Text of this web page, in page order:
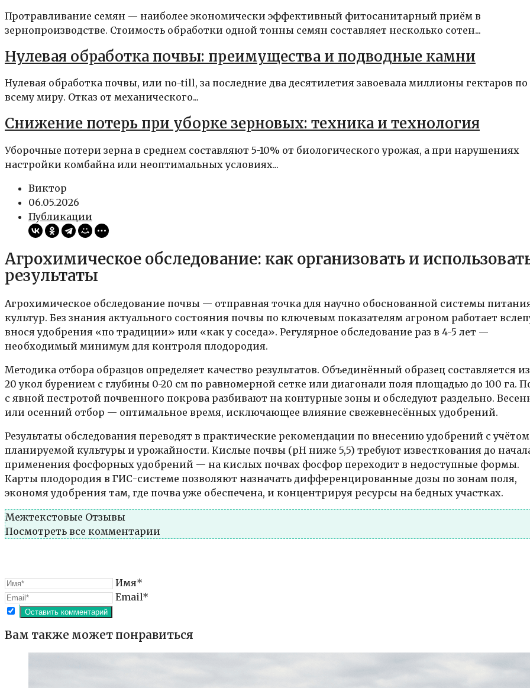
Протравливание семян — наиболее экономически эффективный фитосанитарный приём в
зернопроизводстве. Стоимость обработки одной тонны семян составляет несколько сотен...
Нулевая обработка почвы: преимущества и подводные камни
Нулевая обработка почвы, или no-till, за последние два десятилетия завоевала миллионы гектаров по
всему миру. Отказ от механического...
Снижение потерь при уборке зерновых: техника и технология
Уборочные потери зерна в среднем составляют 5-10% от биологического урожая, а при нарушениях
настройки комбайна или неоптимальных условиях...
Виктор
06.05.2026
Публикации
Агрохимическое обследование: как организовать и
результаты
Агрохимическое обследование почвы — отправная точка для научно обоснованной системы
культур. Без знания актуального состояния почвы по ключевым показателям агроном работает
внося удобрения «по традиции» или «как у соседа». Регулярное обследование раз в 4-5 лет —
необходимый минимум для контроля плодородия.
Методика отбора образцов определяет качество результатов. Объединённый образец составляется из
20 укол бурением с глубины 0-20 см по равномерной сетке или диагонали поля площадью до 100 га.
с явной пестротой почвенного покрова разбивают на контурные зоны и обследуют раздельно.
или осенний отбор — оптимальное время, исключающее влияние свежевнесённых удобрений.
Результаты обследования переводят в практические рекомендации по внесению удобрений с учётом
планируемой культуры и урожайности. Кислые почвы (pH ниже 5,5) требуют известкования до
применения фосфорных удобрений — на кислых почвах фосфор переходит в недоступные формы.
Карты плодородия в ГИС-системе позволяют назначать дифференцированные дозы по зонам поля,
экономя удобрения там, где почва уже обеспечена, и концентрируя ресурсы на бедных участках.
Межтекстовые Отзывы
Посмотреть все комментарии
Имя*
Email*
Вам также может понравиться